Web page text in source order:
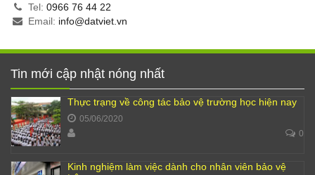
Tel: 0966 76 44 22
Email: info@datviet.vn
Tin mới cập nhật nóng nhất
Thực trạng về công tác bảo vệ trường học hiện nay
05/06/2020
0
Kinh nghiệm làm việc dành cho nhân viên bảo vệ